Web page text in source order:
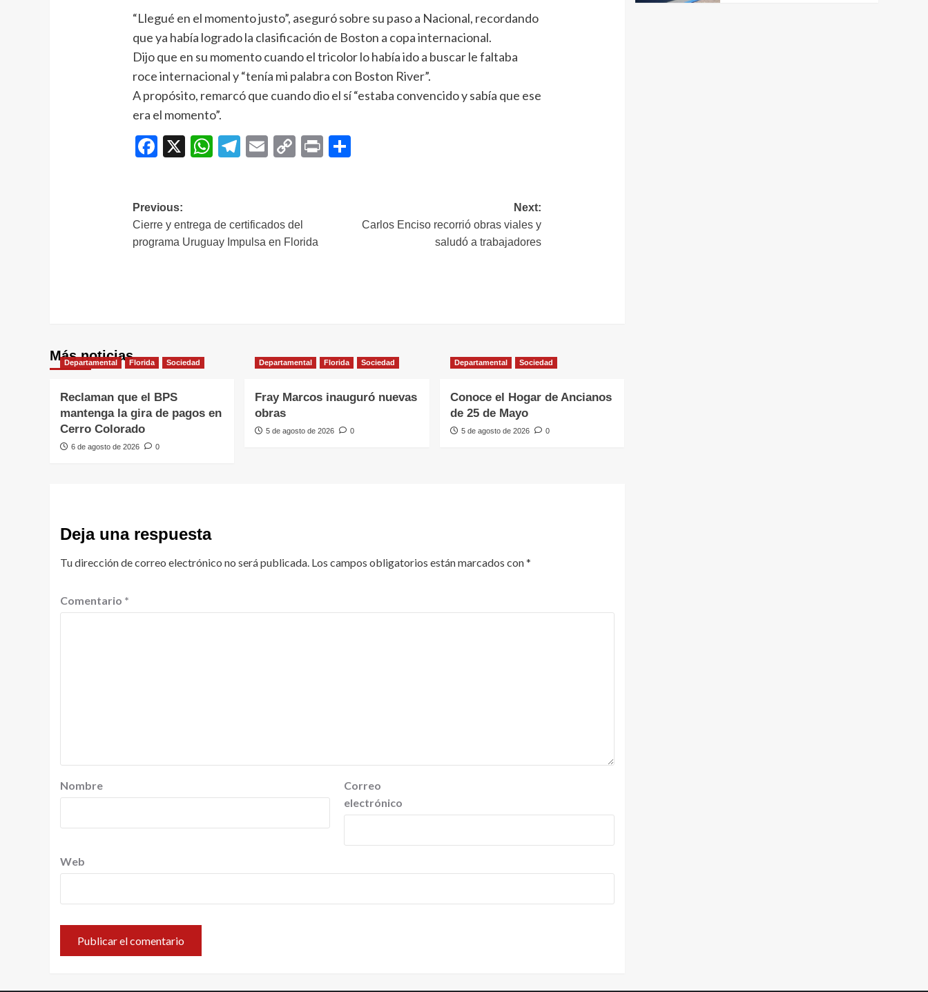
“Llegué en el momento justo”, aseguró sobre su paso a Nacional, recordando
que ya había logrado la clasificación de Boston a copa internacional.
Dijo que en su momento cuando el tricolor lo había ido a buscar le faltaba
roce internacional y “tenía mi palabra con Boston River”.
A propósito, remarcó que cuando dio el sí “estaba convencido y sabía que ese
era el momento”.
Facebook
X WhatsApp
Telegram
EmailCopyPrint
Navegación
de
entradas
Previous:
Cierre y entrega de certificados del
programa Uruguay Impulsa en Florida
Next:
Carlos Enciso recorrió obras viales y
saludó a trabajadores
Más noticias
Departamental Florida Sociedad
Reclaman que el BPS
mantenga la gira de pagos en
Cerro Colorado
6 de agosto de 2026 0
Departamental Florida Sociedad
Fray Marcos inauguró nuevas
obras
5 de agosto de 2026 0
Departamental Sociedad
Conoce el Hogar de Ancianos
de 25 de Mayo
5 de agosto de 2026 0
Deja una respuesta
Tu dirección de correo electrónico no será publicada. Los campos obligatorios están marcados con*
Comentario *
Nombre
Correo
electrónico
Web